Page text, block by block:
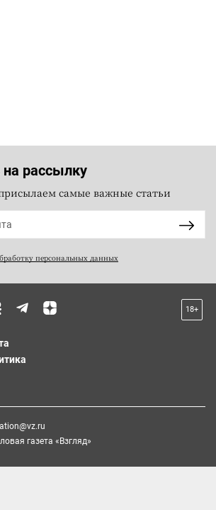
рассылку
самые важные статьи
персональных данных
18+
газета «Взгляд»